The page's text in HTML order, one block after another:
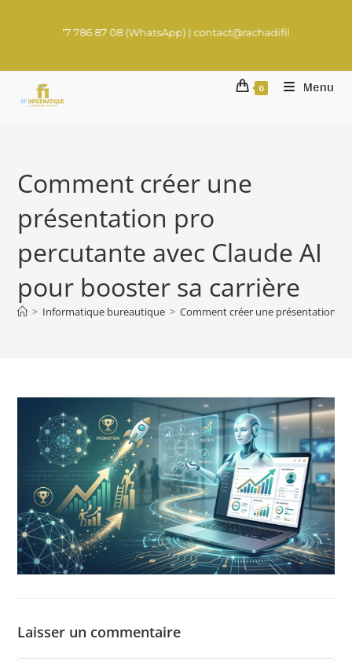
786 87 08 (WhatsApp) | contact@rachadifils.com
0 Menu
Comment créer une
présentation pro
percutante avec Claude AI
pour booster sa carrière
> Informatique bureautique > Comment créer une présentation
Laisser un commentaire